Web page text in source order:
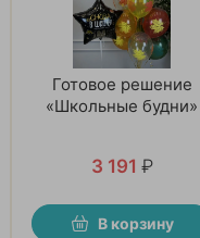
Готовое решение
«Школьные будни»
3 191 ₽
В корзину